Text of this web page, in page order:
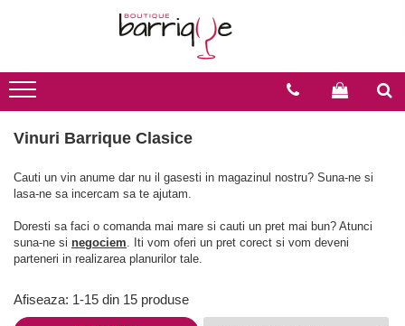
Vinuri - Toate
Vinuri Moderne
Vinuri Barrique Clasice
Vinuri la sticla
Vinuri Spumante
Vinuri Barrique Clasice
Cauti un vin anume dar nu il gasesti in magazinul nostru? Suna-ne si
lasa-ne sa incercam sa te ajutam.
Doresti sa faci o comanda mai mare si cauti un pret mai bun? Atunci
suna-ne si negociem. Iti vom oferi un pret corect si vom deveni
parteneri in realizarea planurilor tale.
Afiseaza: 1-15 din 15 produse